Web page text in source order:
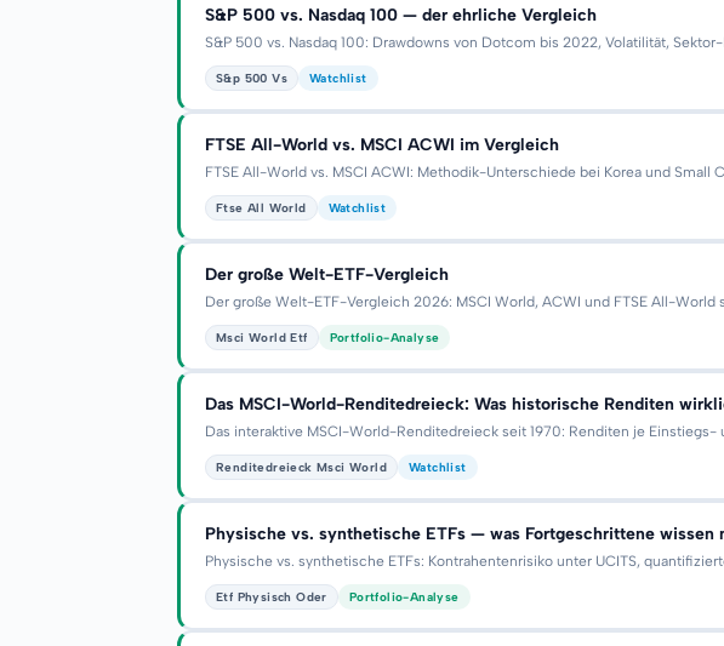
S&P 500 vs. Nasdaq 100 — der ehrliche Vergleich
S&P 500 vs. Nasdaq 100: Drawdowns von Dotcom bis 2022, Volatilität,
S&p 500 Vs Watchlist
FTSE All-World vs. MSCI ACWI im Vergleich
FTSE All-World vs. MSCI ACWI: Methodik-Unterschiede bei Korea und Small
Ftse All World Watchlist
Der große Welt-ETF-Vergleich
Der große Welt-ETF-Vergleich 2026: MSCI World, ACWI und FTSE All-
Msci World Etf Portfolio-Analyse
Das MSCI-World-Renditedreieck: Was historische Renditen
Das interaktive MSCI-World-Renditedreieck seit 1970: Renditen je
Renditedreieck Msci World Watchlist
Physische vs. synthetische ETFs — was Fortgeschrittene wissen
Physische vs. synthetische ETFs: Kontrahentenrisiko unter UCITS,
Etf Physisch Oder Portfolio-Analyse